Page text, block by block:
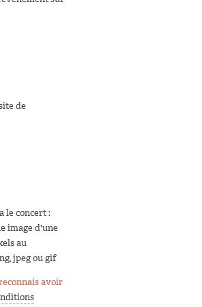
de
le concert :
image d'une
au
jpeg ou gif
avoir